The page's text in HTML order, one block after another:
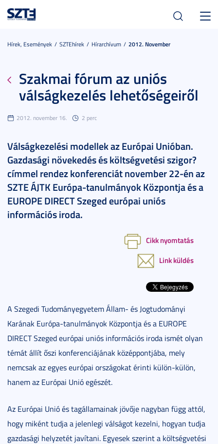
Hírek, Események SZTEhírek Hírarchívum 2012. November
Szakmai fórum az uniós
válságkezelés lehetőségeiről
2012. november 16. 2 perc
Válságkezelési modellek az Európai Unióban.
Gazdasági növekedés és költségvetési szigor?
címmel rendez konferenciát november 22-én az
SZTE ÁJTK Európa-tanulmányok Központja és a
EUROPE DIRECT Szeged európai uniós
információs iroda.
Cikk nyomtatás
Link küldés
A Szegedi Tudományegyetem Állam- és Jogtudományi
Karának Európa-tanulmányok Központja és a EUROPE
DIRECT Szeged európai uniós információs iroda ismét olyan
témát állít őszi konferenciájának középpontjába, mely
nemcsak az egyes európai országokat érinti külön-külön,
hanem az Európai Unió egészét.
Az Európai Unió és tagállamainak jövője nagyban függ attól,
hogy miként tudja a jelenlegi válságot kezelni, hogyan tudja
gazdasági helyzetét javítani. Egyesek szerint a költségvetési